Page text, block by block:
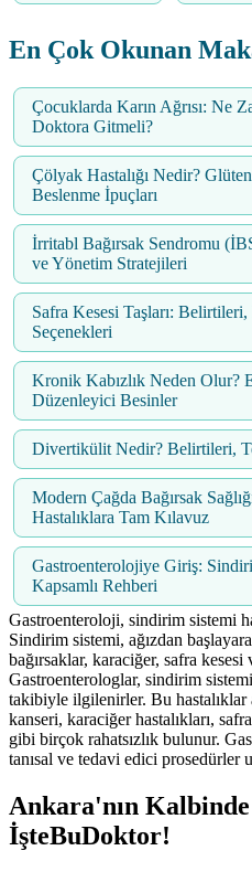
En Çok Okunan
Çocuklarda Karın Ağrısı: Ne
Doktora Gitmeli?
Çölyak Hastalığı Nedir?
Beslenme İpuçları
İrritabl Bağırsak Sendromu
ve Yönetim Stratejileri
Safra Kesesi Taşları:
Seçenekleri
Kronik Kabızlık Neden Olur?
Düzenleyici Besinler
Divertikülit Nedir? Belirtileri,
Modern Çağda Bağırsak
Hastalıklara Tam Kılavuz
Gastroenterolojiye Giriş:
Kapsamlı Rehberi
Gastroenteroloji, sindirim sistemi
Sindirim sistemi, ağızdan
bağırsaklar, karaciğer, safra
Gastroenterologlar, sindirim
takibiyle ilgilenirler. Bu hastalıklar
kanseri, karaciğer hastalıkları,
gibi birçok rahatsızlık bulunur.
tanısal ve tedavi edici prosedürler
Ankara'nın Kalbinde
İşteBuDoktor!